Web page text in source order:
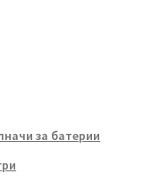
за батерии